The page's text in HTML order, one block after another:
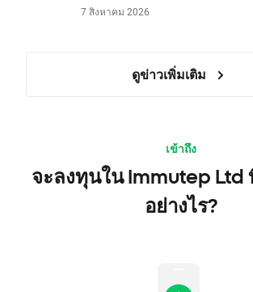
7 สิงหาคม 2026
ดูข่าวเพิ่มเติม
เข้าถึง
จะลงทุนใน Immutep Ltd
อย่างไร?